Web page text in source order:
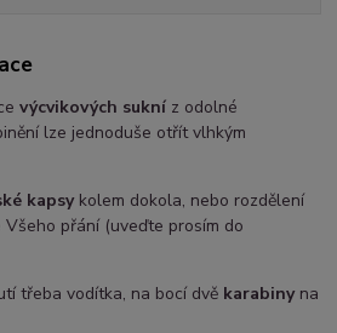
výcvikových sukní z odolné
lze jednoduše otřít vlhkým
kapsykolem dokola, nebo rozdělení
Všeho přání (uveďte prosím do
třeba vodítka, na bocí dvě karabinyna